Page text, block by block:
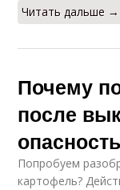
Читать дальше →
Почему
после
опасность
Попробуем
картофель?